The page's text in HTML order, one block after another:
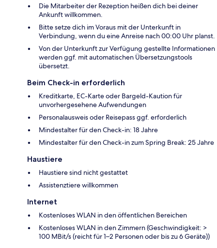
Die Mitarbeiter der Rezeption heißen dich bei deiner
Ankunft willkommen.
Bitte setze dich im Voraus mit der Unterkunft in
Verbindung, wenn du eine Anreise nach 00:00 Uhr planst.
Von der Unterkunft zur Verfügung gestellte Informationen
werden ggf. mit automatischen Übersetzungstools
übersetzt.
Beim Check-in erforderlich
Kreditkarte, EC-Karte oder Bargeld-Kaution für
unvorhergesehene Aufwendungen
Personalausweis oder Reisepass ggf. erforderlich
Mindestalter für den Check-in: 18 Jahre
Mindestalter für den Check-in zum Spring Break: 25 Jahre
Haustiere
Haustiere sind nicht gestattet
Assistenztiere willkommen
Internet
Kostenloses WLAN in den öffentlichen Bereichen
Kostenloses WLAN in den Zimmern (Geschwindigkeit: >
100 MBit/s (reicht für 1–2 Personen oder bis zu 6 Geräte))